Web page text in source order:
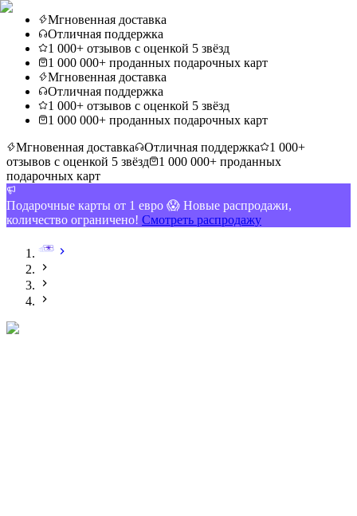
Мгновенная доставка
Отличная поддержка
1 000+ отзывов с оценкой 5 звёзд
1 000 000+ проданных подарочных карт
Мгновенная доставка
Отличная поддержка
1 000+ отзывов с оценкой 5 звёзд
1 000 000+ проданных подарочных карт
Мгновенная доставка
Отличная поддержка
1 000+
отзывов с оценкой 5 звёзд
1 000 000+ проданных
подарочных карт
Подарочные карты от 1 евро 😱 Новые распродажи,
количество ограничено! Смотреть распродажу